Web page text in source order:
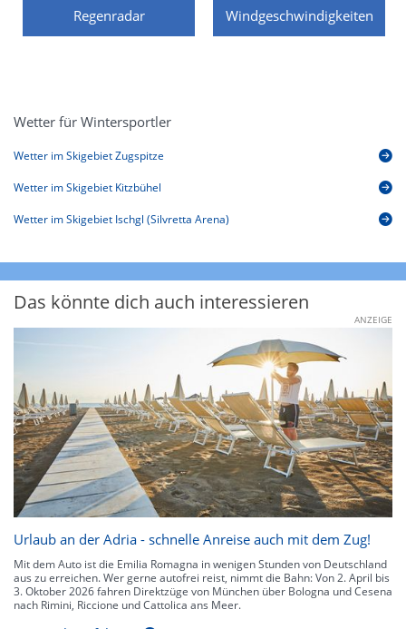
Regenradar Windgeschwindigkeiten
Wetter für Wintersportler
Wetter im Skigebiet Zugspitze
Wetter im Skigebiet Kitzbühel
Wetter im Skigebiet Ischgl (Silvretta Arena)
Das könnte dich auch interessieren
ANZEIGE
Urlaub an der Adria - schnelle Anreise auch mit dem Zug!
Mit dem Auto ist die Emilia Romagna in wenigen Stunden von Deutschland
aus zu erreichen. Wer gerne autofrei reist, nimmt die Bahn: Von 2. April bis
3. Oktober 2026 fahren Direktzüge von München über Bologna und Cesena
nach Rimini, Riccione und Cattolica ans Meer.